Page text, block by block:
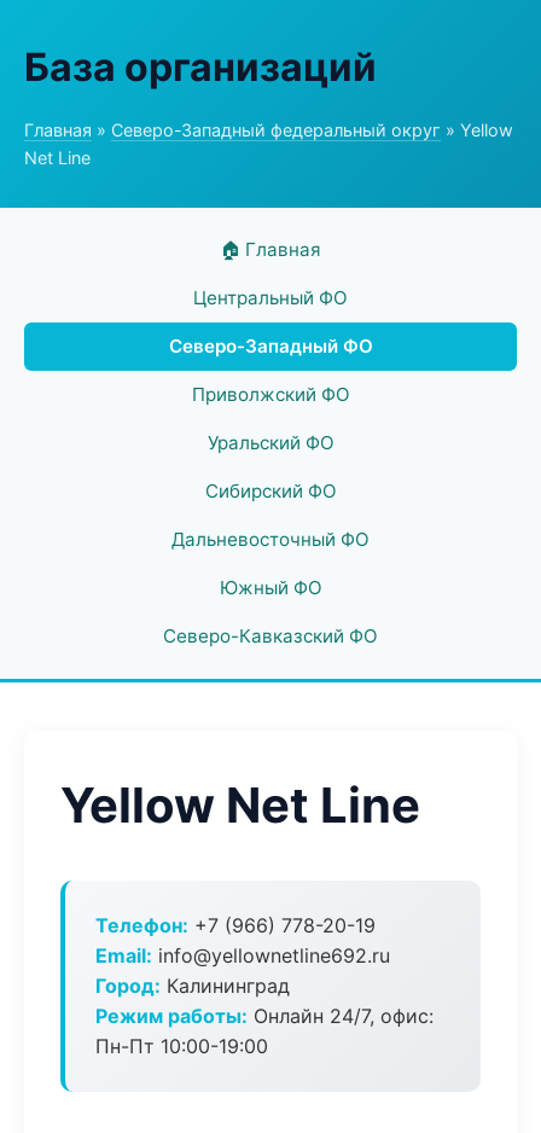
База организаций
Главная » Северо-Западный федеральный округ » Yellow
Net Line
🏠 Главная
Центральный ФО
Северо-Западный ФО
Приволжский ФО
Уральский ФО
Сибирский ФО
Дальневосточный ФО
Южный ФО
Северо-Кавказский ФО
Yellow Net Line
Телефон: +7 (966) 778-20-19
Email: info@yellownetline692.ru
Город: Калининград
Режим работы: Онлайн 24/7, офис:
Пн-Пт 10:00-19:00